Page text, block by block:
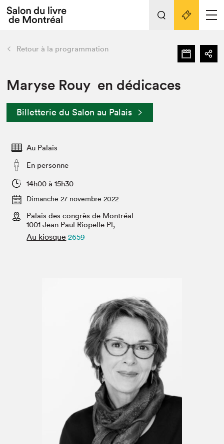
Espace exposant⋅e⋅s
Espace enseignant·e·s
Espace médias
L'événement
Préparer sa visite au Salon
Actualités
SLM PRO
retour Nos activités
Préparer sa visite
Salon dans la ville et en ligne
Projets partenaires
Liens pratiques
Retour à la programmation
Maryse Rouy en dédicaces
Billetterie du Salon au Palais
Au Palais
En personne
14h00 à 15h30
Dimanche 27 novembre 2022
Palais des congrès de Montréal
1001 Jean Paul Riopelle Pl,
Au kiosque 2659